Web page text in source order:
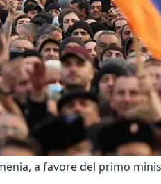
a favore del primo